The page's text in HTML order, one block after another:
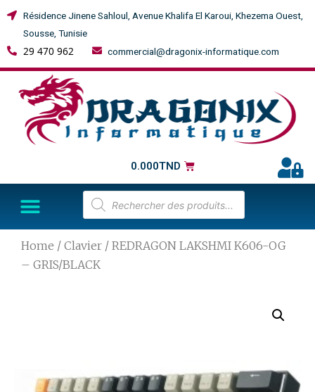
Résidence Jinene Sahloul, Avenue Khalifa El Karoui, Khezema Ouest,
Sousse, Tunisie
29 470 962 commercial@dragonix-informatique.com
0.000TND
Home / Clavier / REDRAGON LAKSHMI K606-OG
– GRIS/BLACK